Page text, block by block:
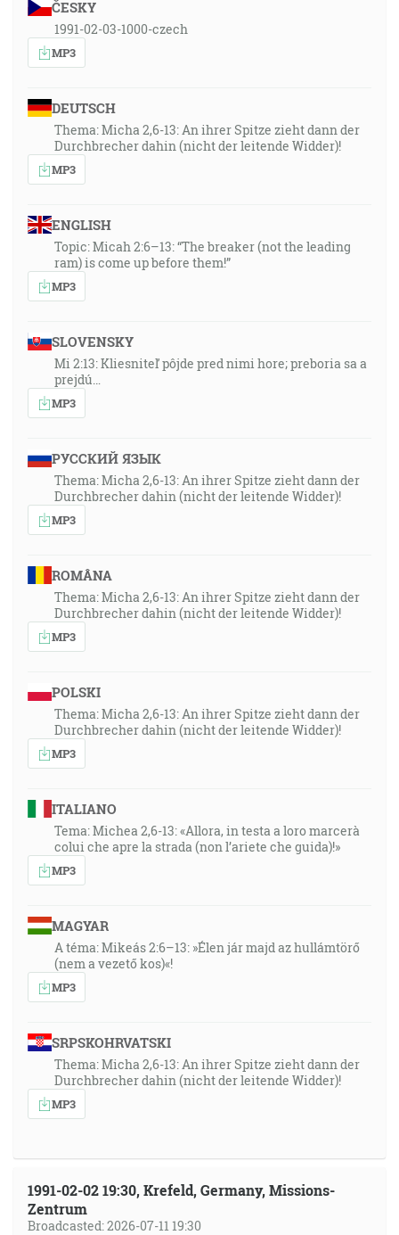
ČESKY
1991-02-03-1000-czech
MP3
DEUTSCH
Thema: Micha 2,6-13: An ihrer Spitze zieht dann der
Durchbrecher dahin (nicht der leitende Widder)!
MP3
ENGLISH
Topic: Micah 2:6–13: “The breaker (not the leading
ram) is come up before them!”
MP3
SLOVENSKY
Mi 2:13: Kliesniteľ pôjde pred nimi hore; preboria sa a
prejdú…
MP3
РУССКИЙ ЯЗЫК
Thema: Micha 2,6-13: An ihrer Spitze zieht dann der
Durchbrecher dahin (nicht der leitende Widder)!
MP3
ROMÂNA
Thema: Micha 2,6-13: An ihrer Spitze zieht dann der
Durchbrecher dahin (nicht der leitende Widder)!
MP3
POLSKI
Thema: Micha 2,6-13: An ihrer Spitze zieht dann der
Durchbrecher dahin (nicht der leitende Widder)!
MP3
ITALIANO
Tema: Michea 2,6-13: «Allora, in testa a loro marcerà
colui che apre la strada (non l’ariete che guida)!»
MP3
MAGYAR
A téma: Mikeás 2:6–13: »Élen jár majd az hullámtörő
(nem a vezető kos)«!
MP3
SRPSKOHRVATSKI
Thema: Micha 2,6-13: An ihrer Spitze zieht dann der
Durchbrecher dahin (nicht der leitende Widder)!
MP3
1991-02-02 19:30, Krefeld, Germany, Missions-
Zentrum
Broadcasted: 2026-07-11 19:30